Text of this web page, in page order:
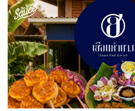
อ่องปูนาอินทรีย์
ถ้าถามว่าประทับใจคำไหนเป็นพิเศษ
คำต่อไปอ่องปูนาอินทรีย์ แนม ข้าว
อูนิ แต่ที่จริงคือข้าวมันหน้าอ่องปูน
ไทย กระเทียมกรอบ และใบมะกรูด